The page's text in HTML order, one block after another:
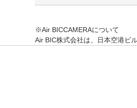
※Air BICCAMERAについて
Air BIC株式会社は、日本空港ビ